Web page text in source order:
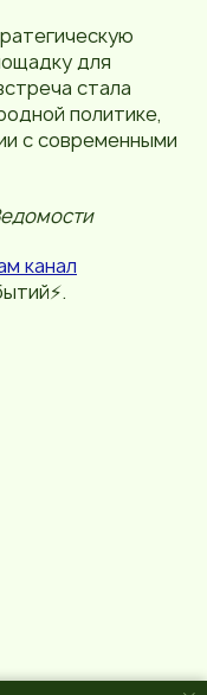
для
стала
политике,
с современными
канал